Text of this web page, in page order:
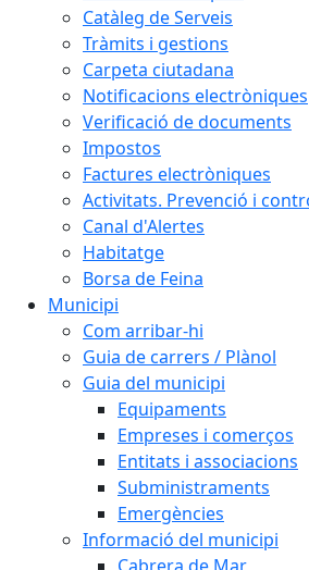
Catàleg de Serveis
Tràmits i gestions
Carpeta ciutadana
Notificacions electròniques
Verificació de documents
Impostos
Factures electròniques
Activitats. Prevenció i
Canal d'Alertes
Habitatge
Borsa de Feina
Municipi
Com arribar-hi
Guia de carrers / Plànol
Guia del municipi
Equipaments
Empreses i comerços
Entitats i associacions
Subministraments
Emergències
Informació del municipi